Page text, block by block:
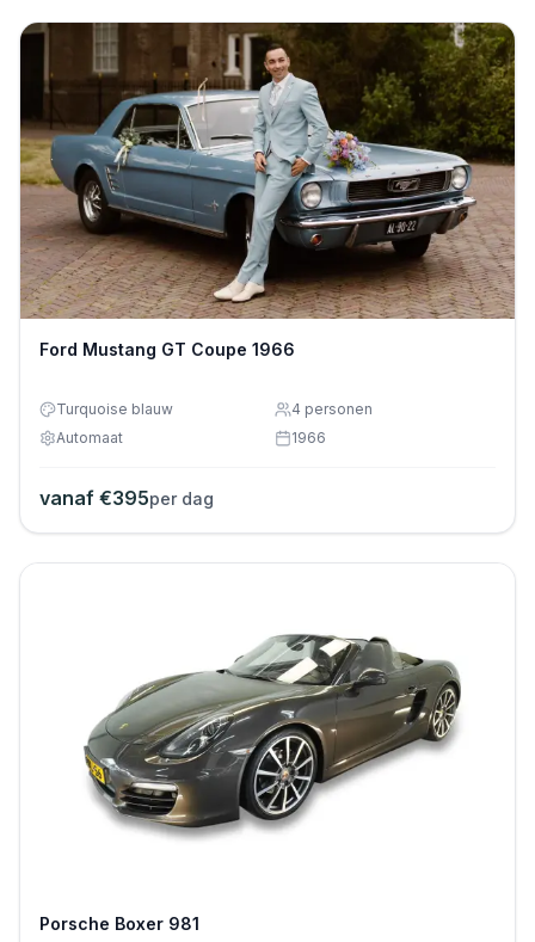
Ford Mustang GT Coupe 1966
Turquoise blauw 4 personen
Automaat
1966
vanaf €395per dag
Porsche Boxer 981